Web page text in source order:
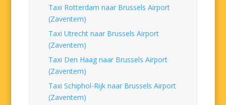
Taxi Rotterdam naar Brussels Airport
(Zaventem)
Taxi Utrecht naar Brussels Airport
(Zaventem)
Taxi Den Haag naar Brussels Airport
(Zaventem)
Taxi Schiphol-Rijk naar Brussels Airport
(Zaventem)